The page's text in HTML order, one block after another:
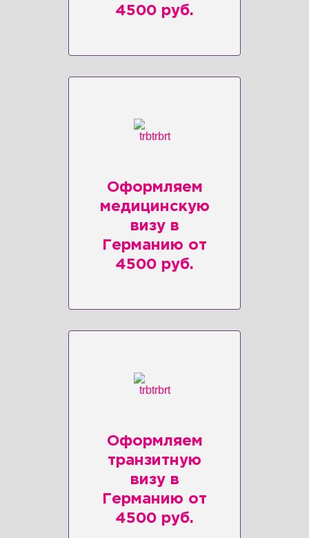
4500 руб.
Оформляем
медицинскую
визу в
Германию от
4500 руб.
Оформляем
транзитную
визу в
Германию от
4500 руб.